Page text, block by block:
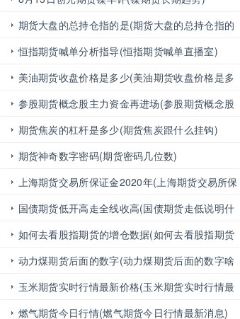
期货大盘的总持仓指的是(期货大盘的总持仓指的
是什么)
恒指期货喊单分析指导(恒指期货喊单直播室)
美油期货收盘价格是多少(美油期货收盘价格是多
少钱)
参股期货概念股主力资金再进场(参股期货概念股
主力资金再进场什么意思)
期货焦炭的杠杆是多少(期货焦炭跟什么挂钩)
期货神奇数字密码(期货密码几位数)
上海期货交易所保证金2020年(上海期货交易所保
证金2020年是多少)
国债期货低开高走全线收高(国债期货走低说明什
么)
如何去看股指期货的增仓数据(如何去看股指期货
的增仓数据呢)
动力煤期货后面的数字(动力煤期货后面的数字啥
意思)
玉米期货实时行情最新价格(玉米期货实时行情最
新价格表)
燃气期货今日行情(燃气期货今日行情最新消息)